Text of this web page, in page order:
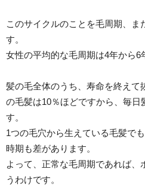
このサイクルのことを毛周期、ま
す。
女性の平均的な毛周期は4年から6
髪の毛全体のうち、寿命を終えて
の毛髪は10％ほどですから、毎
す。
1つの毛穴から生えている毛髪で
時期も差があります。
よって、正常な毛周期であれば、
うわけです。